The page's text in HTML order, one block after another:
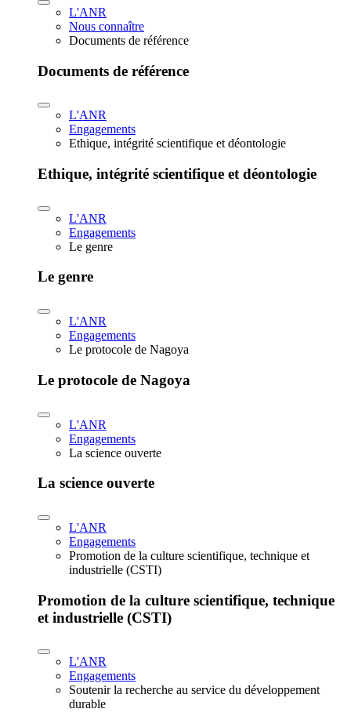
L'ANR
Nous connaître
Documents de référence
Documents de référence
L'ANR
Engagements
Ethique, intégrité scientifique et déontologie
Ethique, intégrité scientifique et déontologie
L'ANR
Engagements
Le genre
Le genre
L'ANR
Engagements
Le protocole de Nagoya
Le protocole de Nagoya
L'ANR
Engagements
La science ouverte
La science ouverte
L'ANR
Engagements
Promotion de la culture scientifique, technique et
industrielle (CSTI)
Promotion de la culture scientifique, technique
et industrielle (CSTI)
L'ANR
Engagements
Soutenir la recherche au service du développement
durable